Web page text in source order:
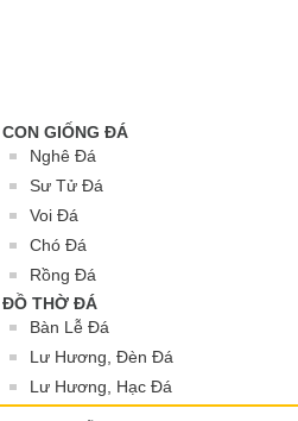
CON GIỐNG ĐÁ
Nghê Đá
Sư Tử Đá
Voi Đá
Chó Đá
Rồng Đá
ĐỒ THỜ ĐÁ
Bàn Lễ Đá
Lư Hương, Đèn Đá
Lư Hương, Hạc Đá